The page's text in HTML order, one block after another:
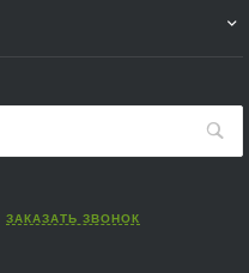
ЗАКАЗАТЬ ЗВОНОК